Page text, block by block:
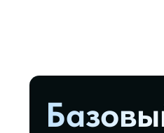
Домашние задания
Практика